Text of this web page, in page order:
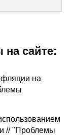
на сайте:
на
// "Проблемы